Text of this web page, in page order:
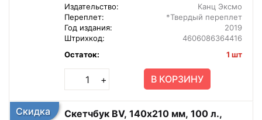
Издательство:
Канц Эксмо
Переплет:
*Твердый переплет
Год издания:
2019
Штрихкод:
4606086364416
Остаток:
1 шт
+ В КОРЗИНУ
Скидка
Скетчбук BV, 140х210 мм, 100 л.,